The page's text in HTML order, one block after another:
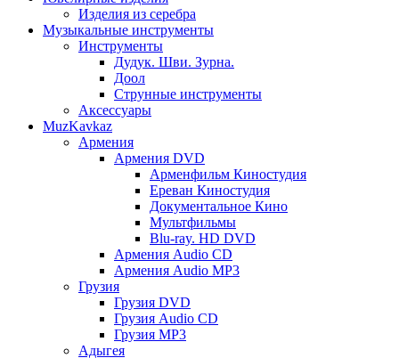
Изделия из серебра
Музыкальные инструменты
Инструменты
Дудук. Шви. Зурна.
Доол
Струнные инструменты
Аксессуары
MuzKavkaz
Армения
Армения DVD
Арменфильм Киностудия
Ереван Киностудия
Документальное Кино
Мультфильмы
Blu-ray. HD DVD
Армения Audio CD
Армения Audio MP3
Грузия
Грузия DVD
Грузия Audio CD
Грузия MP3
Адыгея